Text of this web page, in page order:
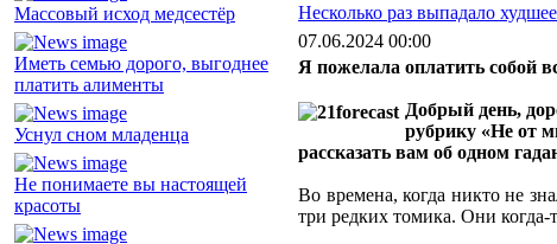
Массовый исход медсестёр
Иметь семью дорого, выгоднее
платить алименты
Уснул сном младенца
Не понимаете вы настоящей
красоты
Несколько раз выпадало
07.06.2024 00:00
Я пожелала оплатить собой
Добрый день,
рубрику «Не от
рассказать вам об одном
Во времена, когда никто не
три редких томика. Они когда-